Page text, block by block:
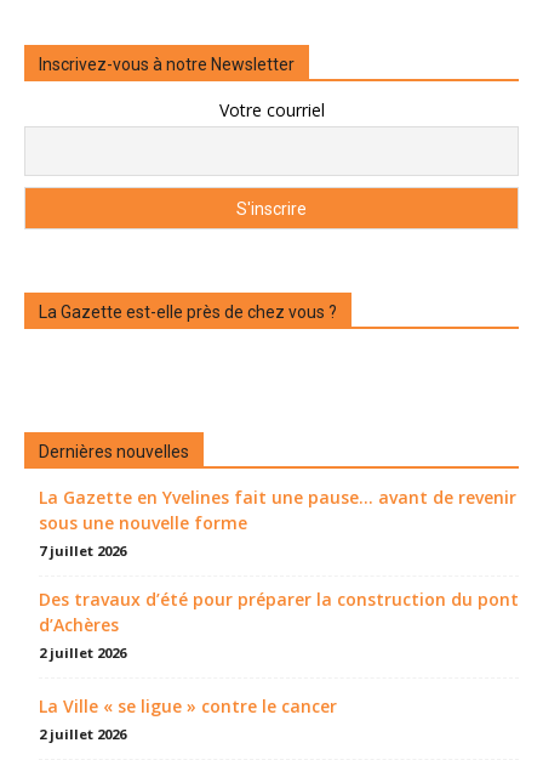
Inscrivez-vous à notre Newsletter
Votre courriel
La Gazette est-elle près de chez vous ?
Dernières nouvelles
La Gazette en Yvelines fait une pause... avant de revenir
sous une nouvelle forme
7 juillet 2026
Des travaux d’été pour préparer la construction du pont
d’Achères
2 juillet 2026
La Ville « se ligue » contre le cancer
2 juillet 2026